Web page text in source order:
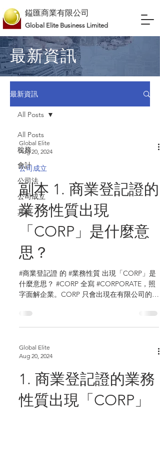
鎰匯商業有限公司
Global Elite Business Limited
最新資訊
最新資訊
All Posts
稅務
會計
公司法
公司成立
其他
All Posts
Global Elite
Aug 20, 2024
公司成立
副本 1. 商業登記證的
業務性質出現
「CORP」是什麼意
思？
#商業登記證 的 #業務性質 出現「CORP」是
什麼意思？ #CORP 全寫 #CORPORATE，照
字面解企業。CORP 只會出現在有限公司的商
出現 CORP。 基本上現時全部新成立的有限
公司，商業登記證上的業務性質都會寫上
Global Elite
Aug 20, 2024
1. 商業登記證的業務
性質出現「CORP」